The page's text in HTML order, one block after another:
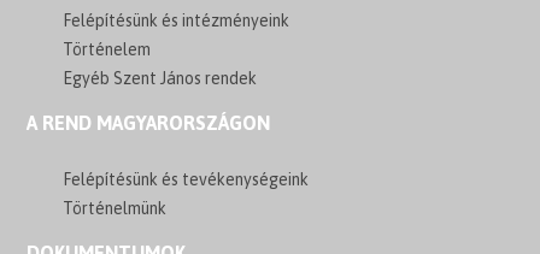
Felépítésünk és intézményeink
Történelem
Egyéb Szent János rendek
A REND MAGYARORSZÁGON
Felépítésünk és tevékenységeink
Történelmünk